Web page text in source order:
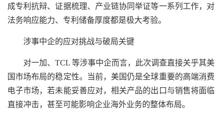
成专利抗辩、证据梳理、产业链协同举证等一系列工作，对
法务响应能力、专利储备厚度都是极大考验。
涉事中企的应对挑战与破局关键
对一加、TCL 等涉事中企而言，此次调查直接关乎其美
国市场布局的稳定性。当前，美国仍是全球重要的高端消费
电子市场，若未能妥善应对，相关产品的出口与销售将面临
直接冲击，甚至可能影响企业海外业务的整体布局。